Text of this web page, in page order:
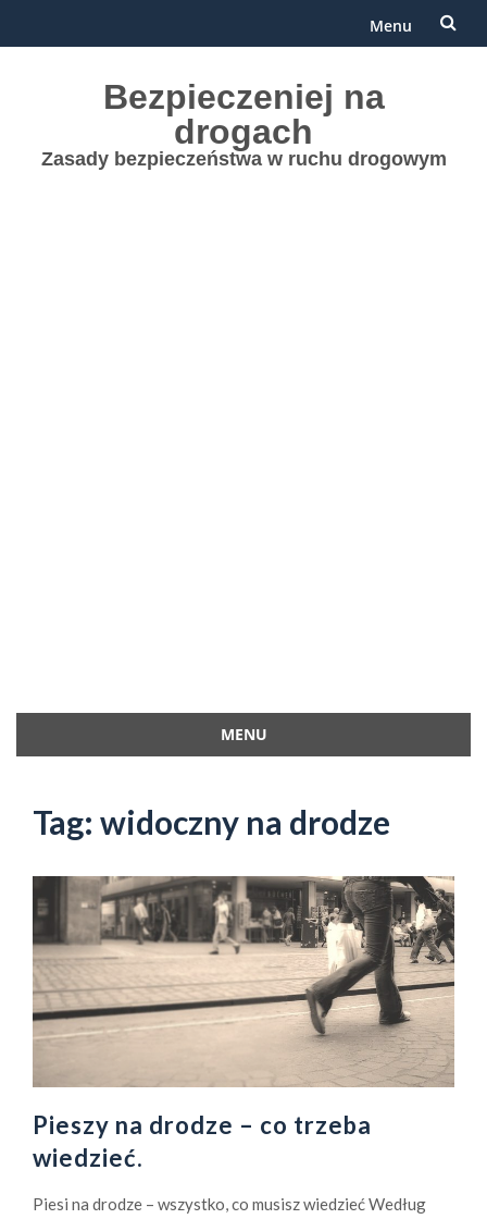
Menu
Bezpieczeniej na
drogach
Zasady bezpieczeństwa w ruchu drogowym
MENU
treści
Tag: widoczny na drodze
Pieszy na drodze – co trzeba
wiedzieć.
Piesi na drodze – wszystko, co musisz wiedzieć Według